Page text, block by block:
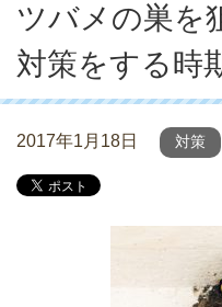
ツバメの巣を
対策をする時
2017年1月18日 対策